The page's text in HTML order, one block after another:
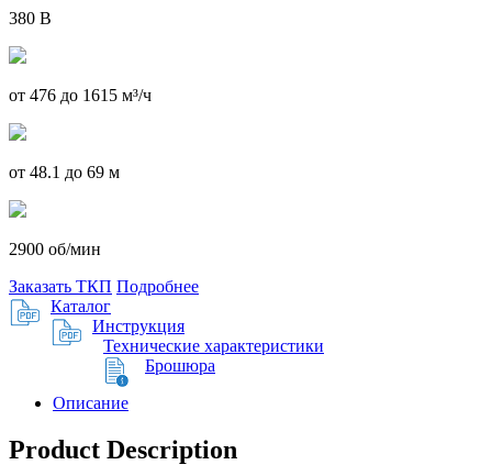
380 В
от 476 до 1615 м³/ч
от 48.1 до 69 м
2900 об/мин
Заказать ТКП Подробнее
Каталог
Инструкция
Технические характеристики
Брошюра
Описание
Product Description